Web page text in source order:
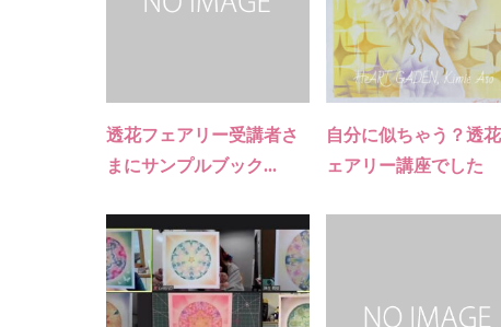
透花フェアリー受講者さ
まにサンプルブック...
自分に似ちゃう？透
ェアリー講座でした